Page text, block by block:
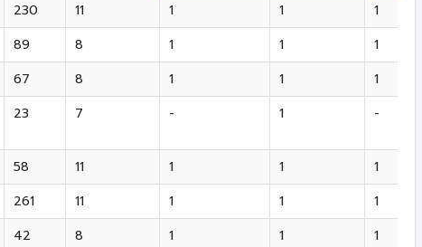
230 11 1 1
1
89 8 1 1
1
67 8 1 1
1
23 7 - 1 -
58 11 1 1
1
261 11 1 1
1
42 8 1 1
1